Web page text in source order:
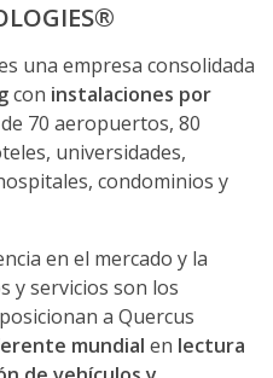
una empresa consolidada
instalaciones por
70 aeropuertos, 80
universidades,
condominios y
en el mercado y la
y servicios son los
a Quercus
mundial
de vehículos y
parkings.